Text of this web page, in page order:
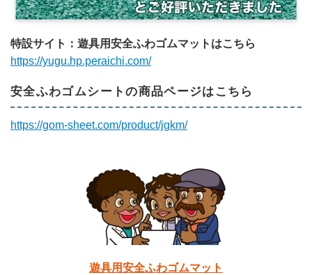
特設サイト：遊具用安全ふわゴムマットはこちら
https://yugu.hp.peraichi.com/
安全ふわゴムシートの商品ページはこちら
https://gom-sheet.com/product/jgkm/
遊具用安全ふわゴムマット